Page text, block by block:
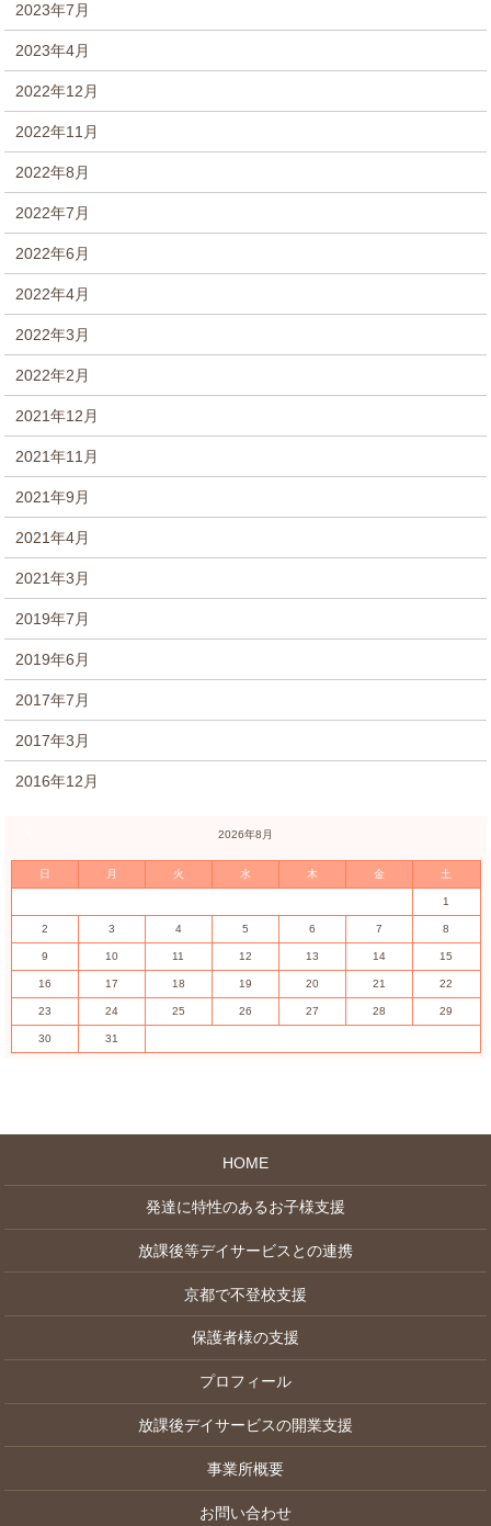
2023年7月
2023年4月
2022年12月
2022年11月
2022年8月
2022年7月
2022年6月
2022年4月
2022年3月
2022年2月
2021年12月
2021年11月
2021年9月
2021年4月
2021年3月
2019年7月
2019年6月
2017年7月
2017年3月
2016年12月
2026年8月
日 月 火 水 木 金 土
1
2 3 4 5 6 7 8
9 10 11 12 13 14 15
16 17 18 19 20 21 22
23 24 25 26 27 28 29
30 31
HOME
発達に特性のあるお子様支援
放課後等デイサービスとの連携
京都で不登校支援
保護者様の支援
プロフィール
放課後デイサービスの開業支援
事業所概要
お問い合わせ